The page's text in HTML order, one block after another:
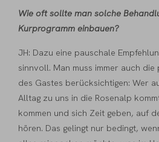
Wie oft sollte man solche
Kurprogramm einbauen?
JH: Dazu eine pauschale
sinnvoll. Man muss immer auch
des Gastes berücksichtigen: Wer
Alltag zu uns in die Rosenalp
kommen und sich Zeit geben, auf
hören. Das gelingt nur bedingt,